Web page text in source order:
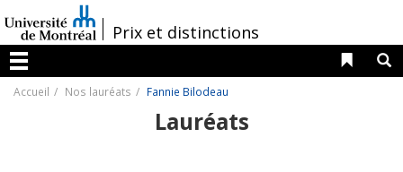
au
contenu
/Prix et distinctions
Menu
Liens
Accueil Nos lauréats Fannie Bilodeau
Lauréats